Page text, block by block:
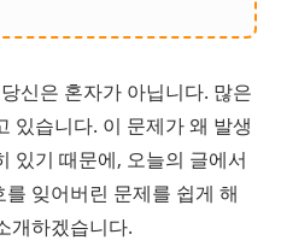
신은 혼자가 아닙니다. 많은
있습니다. 이 문제가 왜 발생
있기 때문에, 오늘의 글에서
잊어버린 문제를 쉽게 해
개하겠습니다.